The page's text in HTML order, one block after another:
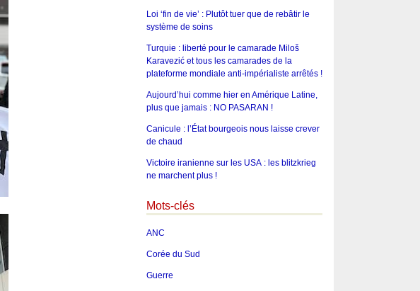
Loi ‘fin de vie’ : Plutôt tuer que de rebâtir le
système de soins
Turquie : liberté pour le camarade Miloš
Karavezić et tous les camarades de la
plateforme mondiale anti-impérialiste arrêtés !
Aujourd’hui comme hier en Amérique Latine,
plus que jamais : NO PASARAN !
Canicule : l’État bourgeois nous laisse crever
de chaud
Victoire iranienne sur les USA : les blitzkrieg
ne marchent plus !
Mots-clés
ANC
Corée du Sud
Guerre